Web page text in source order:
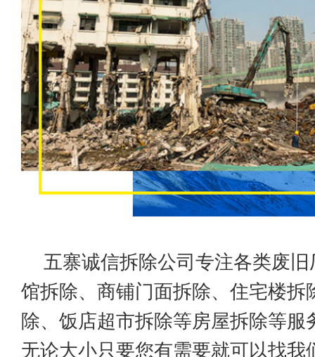
五寨诚信拆除公司专注各类废旧
馆拆除、商铺门面拆除、住宅楼拆
除、饭店超市拆除等房屋拆除等服
无论大小只要您有需要就可以找我